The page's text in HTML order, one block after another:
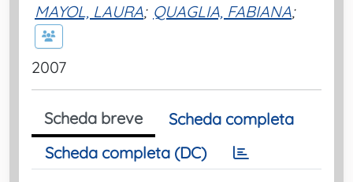
MAYOL, LAURA; QUAGLIA, FABIANA;
2007
Scheda breve
Scheda completa
Scheda completa (DC)